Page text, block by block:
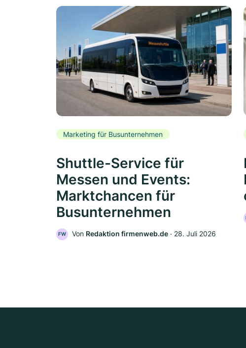
Marketing für Busunternehmen
Shuttle-Service für
Messen und Events:
Marktchancen für
Busunternehmen
FW Von Redaktion firmenweb.de ‧ 28. Juli 2026